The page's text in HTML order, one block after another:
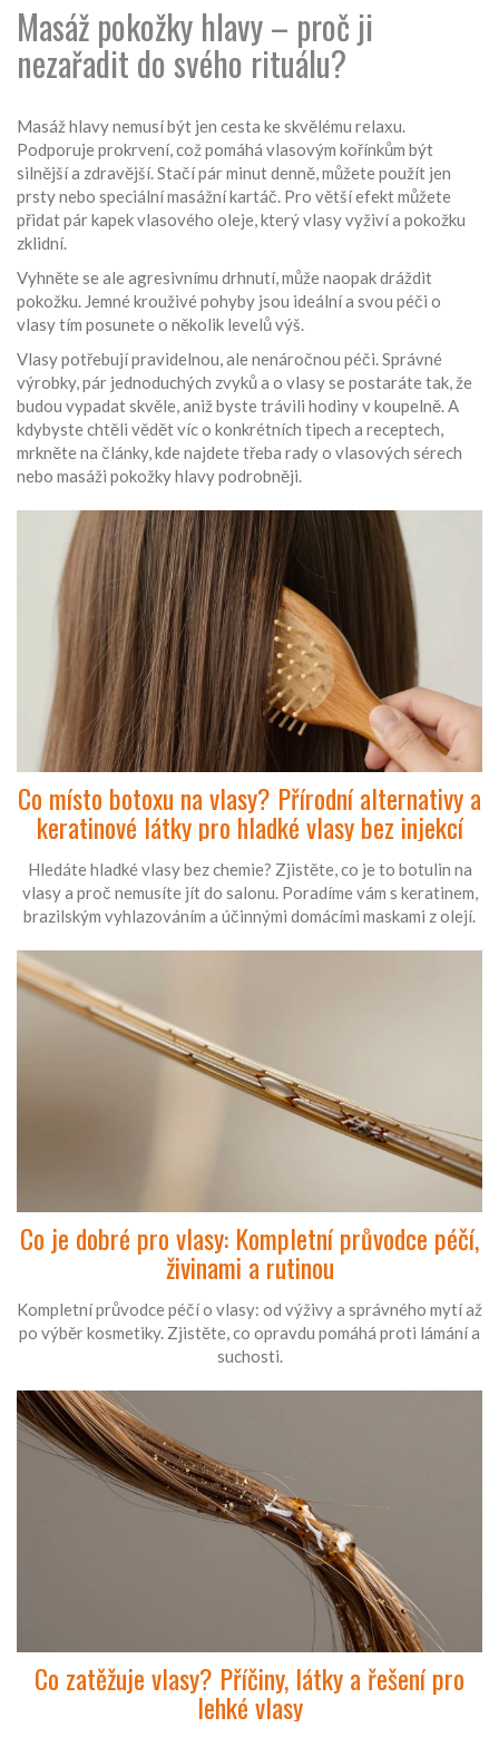
Masáž pokožky hlavy – proč ji
nezařadit do svého rituálu?
Masáž hlavy nemusí být jen cesta ke skvělému relaxu.
Podporuje prokrvení, což pomáhá vlasovým kořínkům být
silnější a zdravější. Stačí pár minut denně, můžete použít jen
prsty nebo speciální masážní kartáč. Pro větší efekt můžete
přidat pár kapek vlasového oleje, který vlasy vyživí a pokožku
zklidní.
Vyhněte se ale agresivnímu drhnutí, může naopak dráždit
pokožku. Jemné krouživé pohyby jsou ideální a svou péči o
vlasy tím posunete o několik levelů výš.
Vlasy potřebují pravidelnou, ale nenáročnou péči. Správné
výrobky, pár jednoduchých zvyků a o vlasy se postaráte tak, že
budou vypadat skvěle, aniž byste trávili hodiny v koupelně. A
kdybyste chtěli vědět víc o konkrétních tipech a receptech,
mrkněte na články, kde najdete třeba rady o vlasových sérech
nebo masáži pokožky hlavy podrobněji.
Co místo botoxu na vlasy? Přírodní alternativy a
keratinové látky pro hladké vlasy bez injekcí
Hledáte hladké vlasy bez chemie? Zjistěte, co je to botulin na
vlasy a proč nemusíte jít do salonu. Poradíme vám s keratinem,
brazilským vyhlazováním a účinnými domácími maskami z olejí.
Co je dobré pro vlasy: Kompletní průvodce péčí,
živinami a rutinou
Kompletní průvodce péčí o vlasy: od výživy a správného mytí až
po výběr kosmetiky. Zjistěte, co opravdu pomáhá proti lámání a
suchosti.
Co zatěžuje vlasy? Příčiny, látky a řešení pro
lehké vlasy